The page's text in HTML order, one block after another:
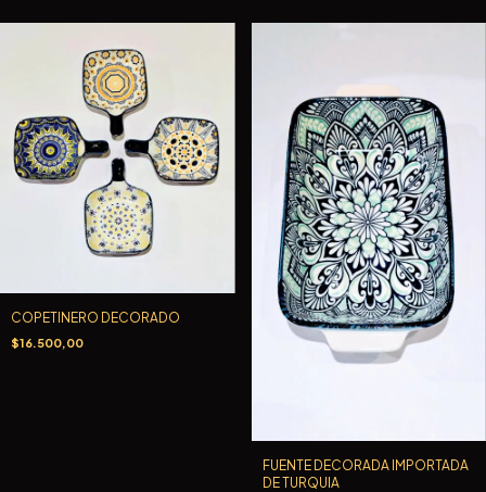
COPETINERO DECORADO
$16.500,00
FUENTE DECORADA IMPORTADA
DE TURQUIA